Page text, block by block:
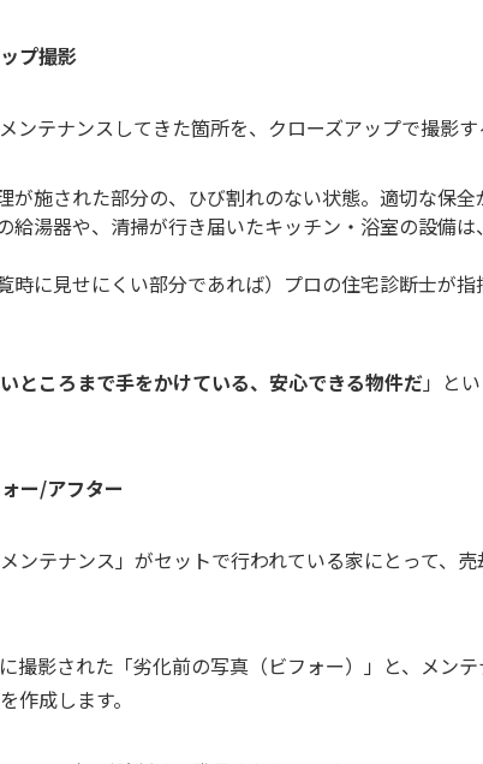
プ撮影
ンテナンスしてきた箇所を、クローズアップで撮影す
が施された部分の、ひび割れのない状態。適切な保全
給湯器や、清掃が行き届いたキッチン・浴室の設備
時に見せにくい部分であれば）プロの住宅診断士が
ところまで手をかけている、安心できる物件だ」と
ー/アフター
ンテナンス」がセットで行われている家にとって、
撮影された「劣化前の写真（ビフォー）」と、メン
作成します。